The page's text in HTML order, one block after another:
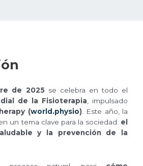
de 2025 se celebra en todo el
de la Fisioterapia , impulsado
(world.physio) . Este año, la
un tema clave para la sociedad: el
y la prevención de la